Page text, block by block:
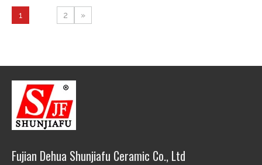
1 2 »
Fujian Dehua Shunjiafu Ceramic Co., Ltd